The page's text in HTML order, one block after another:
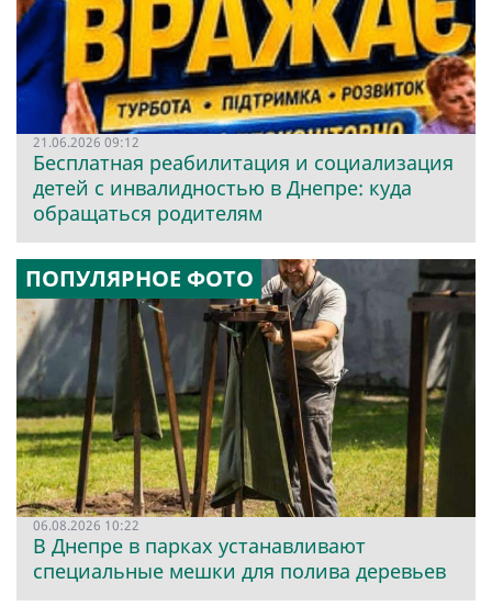
21.06.2026 09:12
Бесплатная реабилитация и социализация
детей с инвалидностью в Днепре: куда
обращаться родителям
ПОПУЛЯРНОЕ ФОТО
06.08.2026 10:22
В Днепре в парках устанавливают
специальные мешки для полива деревьев